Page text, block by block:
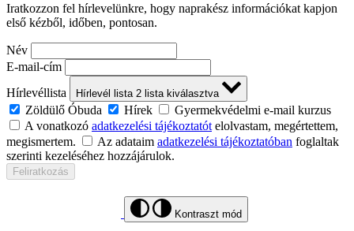
Iratkozzon fel hírlevelünkre, hogy naprakész információkat kapjon
első kézből, időben, pontosan.
Név
E-mail-cím
Hírlevéllista
Hírlevél lista 2 lista kiválasztva
Zöldülő Óbuda Hírek
Gyermekvédelmi e-mail kurzus
A vonatkozó adatkezelési tájékoztatót elolvastam, megértettem,
megismertem.
Az adataim adatkezelési tájékoztatóban foglaltak
szerinti kezeléséhez hozzájárulok.
Feliratkozás
Kontraszt mód